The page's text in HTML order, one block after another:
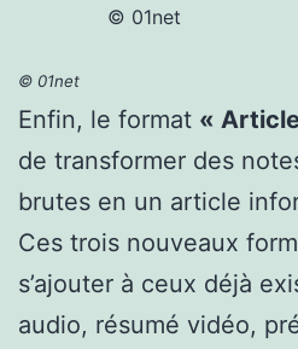
© 01net
© 01net
Enfin, le format «
de transformer des
brutes en un article
Ces trois nouveaux
s’ajouter à ceux déjà
audio, résumé vidéo,